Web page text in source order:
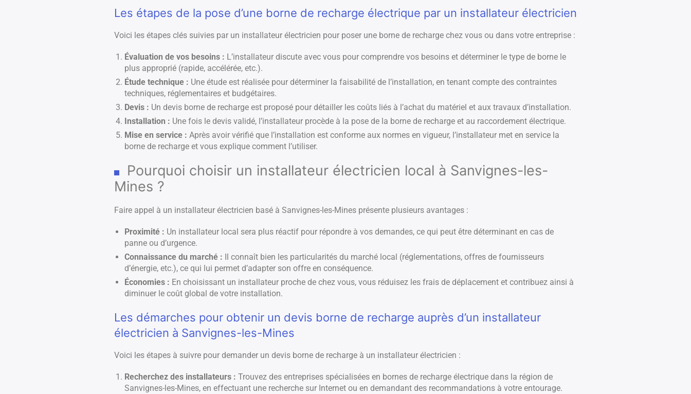
Les étapes de la pose d’une borne de recharge électrique par un installateur électricien
Voici les étapes clés suivies par un installateur électricien pour poser une borne de recharge chez vous ou dans votre entreprise :
Évaluation de vos besoins : L’installateur discute avec vous pour comprendre vos besoins et déterminer le type de borne le
plus approprié (rapide, accélérée, etc.).
Étude technique : Une étude est réalisée pour déterminer la faisabilité de l’installation, en tenant compte des contraintes
techniques, réglementaires et budgétaires.
Devis : Un devis borne de recharge est proposé pour détailler les coûts liés à l’achat du matériel et aux travaux d’installation.
Installation : Une fois le devis validé, l’installateur procède à la pose de la borne de recharge et au raccordement électrique.
Mise en service : Après avoir vérifié que l’installation est conforme aux normes en vigueur, l’installateur met en service la
borne de recharge et vous explique comment l’utiliser.
Pourquoi choisir un installateur électricien local à Sanvignes-les-
Mines ?
Faire appel à un installateur électricien basé à Sanvignes-les-Mines présente plusieurs avantages :
Proximité : Un installateur local sera plus réactif pour répondre à vos demandes, ce qui peut être déterminant en cas de
panne ou d’urgence.
Connaissance du marché : Il connaît bien les particularités du marché local (réglementations, offres de fournisseurs
d’énergie, etc.), ce qui lui permet d’adapter son offre en conséquence.
Économies : En choisissant un installateur proche de chez vous, vous réduisez les frais de déplacement et contribuez ainsi à
diminuer le coût global de votre installation.
Les démarches pour obtenir un devis borne de recharge auprès d’un installateur
électricien à Sanvignes-les-Mines
Voici les étapes à suivre pour demander un devis borne de recharge à un installateur électricien :
Recherchez des installateurs : Trouvez des entreprises spécialisées en bornes de recharge électrique dans la région de
Sanvignes-les-Mines, en effectuant une recherche sur Internet ou en demandant des recommandations à votre entourage.